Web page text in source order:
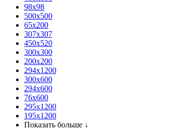
98x98
500x500
65x200
307x307
450x520
300x300
200x200
294x1200
300x600
294x600
76х600
295х1200
195х1200
Показать больше ↓